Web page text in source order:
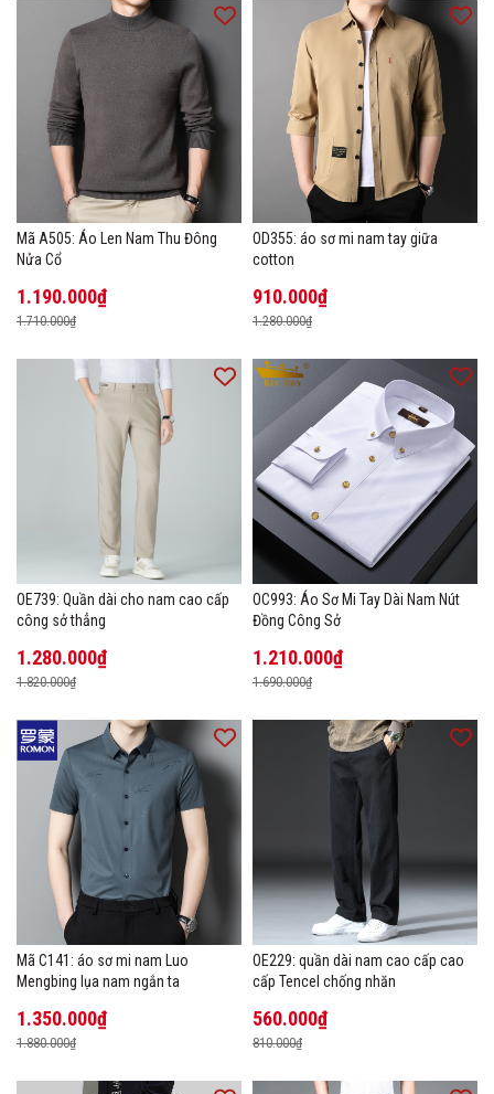
Mã A505: Áo Len Nam Thu Đông
Nửa Cổ
1.190.000₫
1.710.000₫
OD355: áo sơ mi nam tay giữa
cotton
910.000₫
1.280.000₫
OE739: Quần dài cho nam cao cấp
công sở thẳng
1.280.000₫
1.820.000₫
OC993: Áo Sơ Mi Tay Dài Nam Nút
Đồng Công Sở
1.210.000₫
1.690.000₫
Mã C141: áo sơ mi nam Luo
Mengbing lụa nam ngắn ta
1.350.000₫
1.880.000₫
OE229: quần dài nam cao cấp cao
cấp Tencel chống nhăn
560.000₫
810.000₫